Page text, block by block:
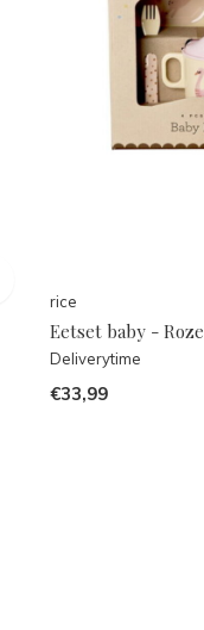
rice
Eetset baby -
Deliverytime
€33,99